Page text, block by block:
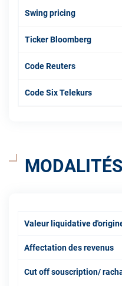
Swing pricing
Ticker Bloomberg
Code Reuters
Code Six Telekurs
Valeur liquidative
Affectation des revenus
Cut off souscription/